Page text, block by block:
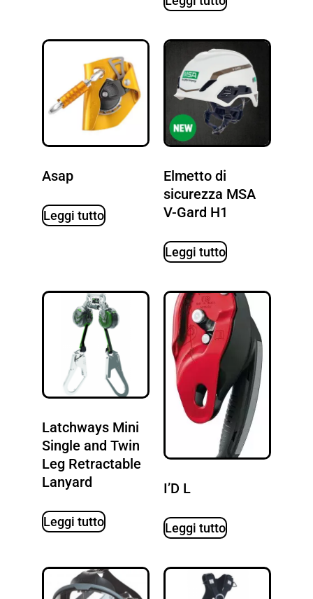
Asap
Leggi tutto
Elmetto di
sicurezza MSA
V-Gard H1
Leggi tutto
Latchways Mini
Single and Twin
Leg Retractable
Lanyard
Leggi tutto
I’D L
Leggi tutto